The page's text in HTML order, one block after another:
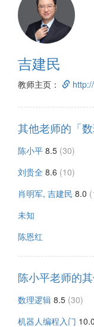
吉建民
教师主页：
其他老师的「
陈小平 8.5 (30)
刘贵全 8.6 (10)
肖明军, 吉建民 8.0
未知
陈恩红
陈小平老师的
数理逻辑 8.5 (30)
机器人编程入门 10.0